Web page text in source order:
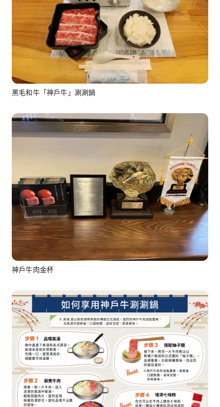
黑毛和牛「神戶牛」涮涮鍋
神戶牛肉金杯